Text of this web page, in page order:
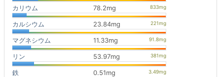
カリウム 78.2mg
カルシウム 23.84mg
マグネシウム 11.33mg
リン 53.97mg
鉄 0.51mg